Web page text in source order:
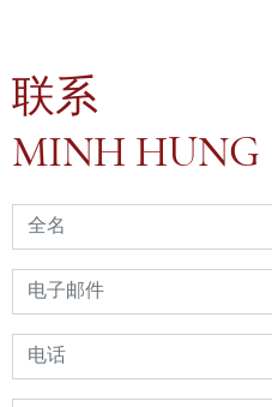
联系
MINH HUNG